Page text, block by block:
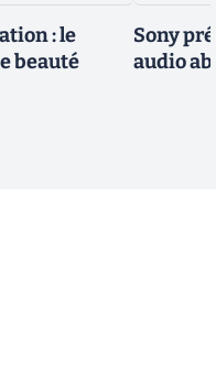
: le
beauté
Sony
audio